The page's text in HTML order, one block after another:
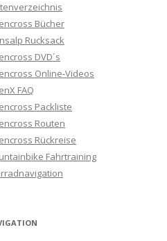
Bücher
Rucksack
DVD´s
Online-Videos
FAQ
Packliste
Routen
Rückreise
Fahrtraining